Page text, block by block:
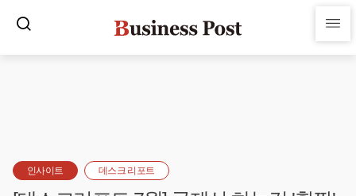
인사이트 데스크 리포트